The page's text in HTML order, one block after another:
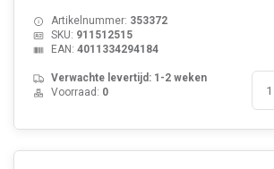
Artikelnummer: 353372
SKU: 911512515
EAN: 4011334294184
Verwachte levertijd: 1-2 weken
Voorraad: 0